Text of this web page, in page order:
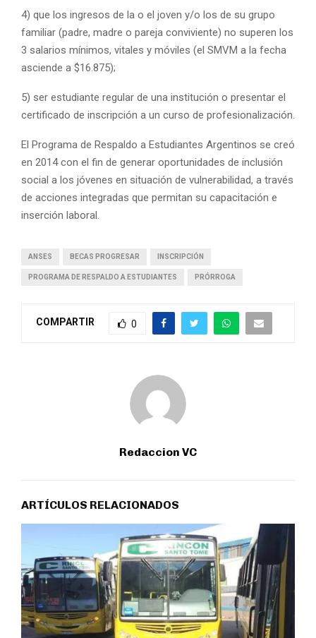
4) que los ingresos de la o el joven y/o los de su grupo
familiar (padre, madre o pareja conviviente) no superen los
3 salarios mínimos, vitales y móviles (el SMVM a la fecha
asciende a $16.875);
5) ser estudiante regular de una institución o presentar el
certificado de inscripción a un curso de profesionalización.
El Programa de Respaldo a Estudiantes Argentinos se creó
en 2014 con el fin de generar oportunidades de inclusión
social a los jóvenes en situación de vulnerabilidad, a través
de acciones integradas que permitan su capacitación e
inserción laboral.
ANSES BECAS PROGRESAR INSCRIPCIÓN
PROGRAMA DE RESPALDO A ESTUDIANTES PRÓRROGA
COMPARTIR 0
Redaccion VC
ARTÍCULOS RELACIONADOS